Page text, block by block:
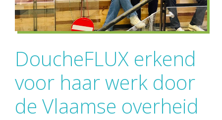
DoucheFLUX erkend
voor haar werk door
de Vlaamse overheid